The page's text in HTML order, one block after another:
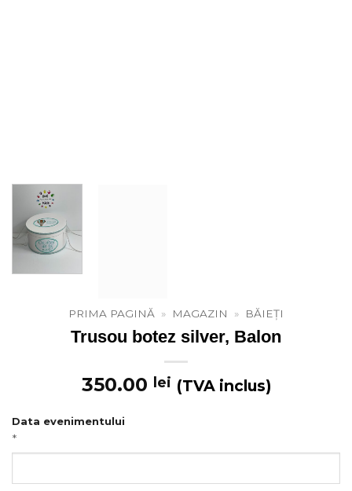
PRIMA PAGINĂ » MAGAZIN » BĂIEȚI
Trusou botez silver, Balon
350.00 lei (TVA inclus)
Data evenimentului
*